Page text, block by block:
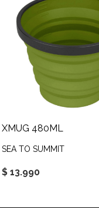
XMUG 480ML
SEA TO SUMMIT
$ 13.990